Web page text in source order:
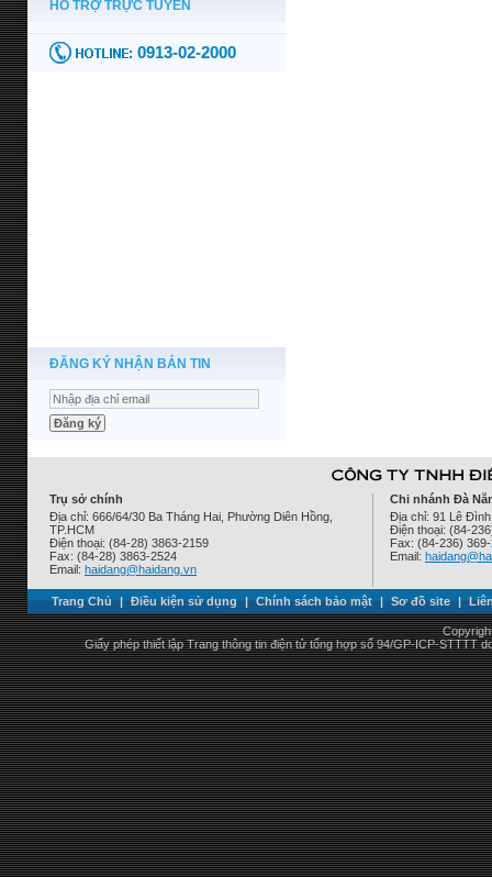
ĐĂNG KÝ NHẬN BẢN TIN
Trụ sở chính
Địa chỉ: 666/64/30 Ba Tháng Hai, Phường Diên Hồng,
TP.HCM
Điện thoại: (84-28) 3863-2159
Fax: (84-28) 3863-2524
Email: haidang@haidang.vn
Chi nhánh Đà
Địa chỉ: 91 Lê
Điện thoại: (84-
Fax: (84-236)
Email:
Trang Chủ | Điều kiện sử dụng | Chính sách bảo mật | Sơ đồ site |
Giấy phép thiết lập Trang thông tin điện tử tổng hợp số 94/GP-ICP-STTTT